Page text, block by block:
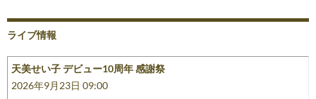
ゲ
ー
シ
ライブ情報
天美せい子 デビュー10周年 感謝祭
2026年9月23日 09:00